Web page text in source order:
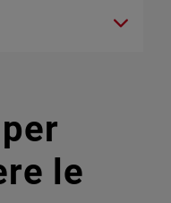
le